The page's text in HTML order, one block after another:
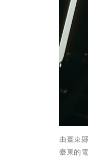
由臺東
臺東的